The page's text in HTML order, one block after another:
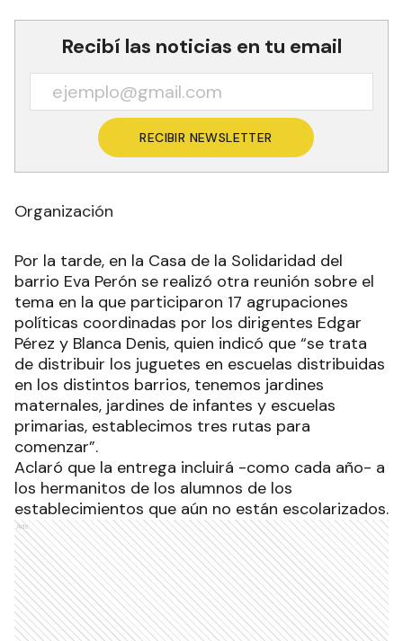
Recibí las noticias en tu email
RECIBIR NEWSLETTER
Organización
Por la tarde, en la Casa de la Solidaridad del
barrio Eva Perón se realizó otra reunión sobre el
tema en la que participaron 17 agrupaciones
políticas coordinadas por los dirigentes Edgar
Pérez y Blanca Denis, quien indicó que “se trata
de distribuir los juguetes en escuelas distribuidas
en los distintos barrios, tenemos jardines
maternales, jardines de infantes y escuelas
primarias, establecimos tres rutas para
comenzar”.
Aclaró que la entrega incluirá -como cada año- a
los hermanitos de los alumnos de los
establecimientos que aún no están escolarizados.
Ads